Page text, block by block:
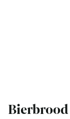
Bierbrood